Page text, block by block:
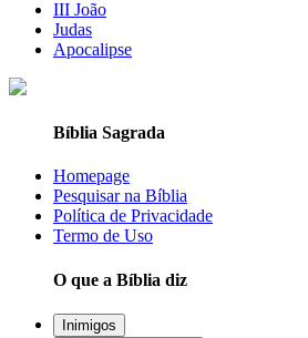
III João
Judas
Apocalipse
Bíblia Sagrada
Homepage
Pesquisar na Bíblia
Política de Privacidade
Termo de Uso
O que a Bíblia diz
Inimigos